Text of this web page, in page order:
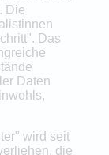
Die
Das
Daten
wird seit
die